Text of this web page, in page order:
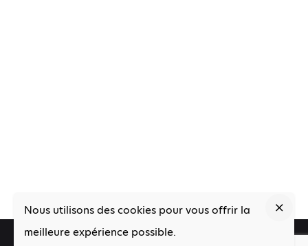
Nous utilisons des cookies pour vous offrir la
meilleure expérience possible.